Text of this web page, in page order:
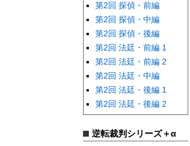
第2回 探偵・前編
第2回 探偵・中編
第2回 探偵・後編
第2回 法廷・前編 1
第2回 法廷・前編 2
第2回 法廷・中編
第2回 法廷・後編 1
第2回 法廷・後編 2
逆転裁判シリーズ＋α